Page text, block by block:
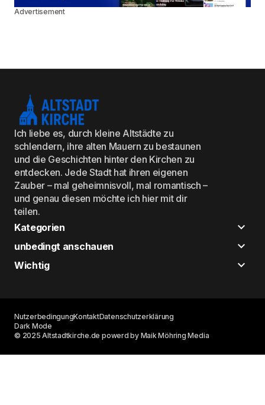
Advertisement
Ich liebe es, durch kleine Altstädte zu
schlendern, ihre alten Mauern zu bestaunen
und die Geschichten hinter den Kirchen zu
entdecken. Jede Stadt hat ihren eigenen
Zauber – mal geheimnisvoll, mal romantisch –
und genau diesen möchte ich hier mit dir
teilen.
Kategorien
unbedingt anschauen
Wichtig
© 2025 Altstadtkirche.de powerd by Maik Möhring Media
NutzerbedingungKontaktDatenschutzerklärung
Dark Mode